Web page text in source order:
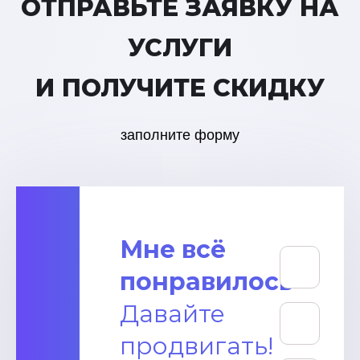
ОТПРАВЬТЕ ЗАЯВКУ НА
УСЛУГИ
И ПОЛУЧИТЕ СКИДКУ
заполните форму
Мне всё
понравилось
Давайте
продвигать!